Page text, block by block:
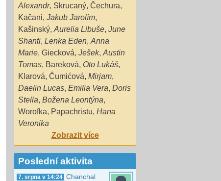
Alexandr, Skrucaný, Čechura,
Kačani, Jakub Jarolím,
Kašinský, Aurelia Libuše, June
Shanti, Lenka Eden, Anna
Marie, Giecková, Ješek, Austin
Tomas, Bareková, Oto Lukáš,
Klarová, Čumićová, Mirjam,
Daelin Lucas, Emilia Vera, Doris
Stella, Božena Leontýna,
Worofka, Papachristu, Hana
Veronika
Zobrazit více
Poslední aktivita
7. srpna v 14:24 Chanchal